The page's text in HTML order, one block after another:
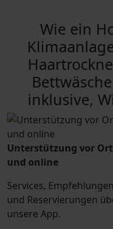
Wie ein
inklusive,
Unterstützung vor Ort
und online
Services, Empfehlungen
und Reservierungen
unsere App.